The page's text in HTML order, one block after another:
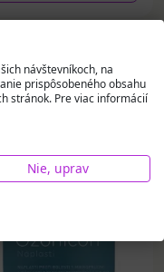
návštevníkoch, na
prispôsobeného obsahu
stránok. Pre viac informácií
Nie, uprav